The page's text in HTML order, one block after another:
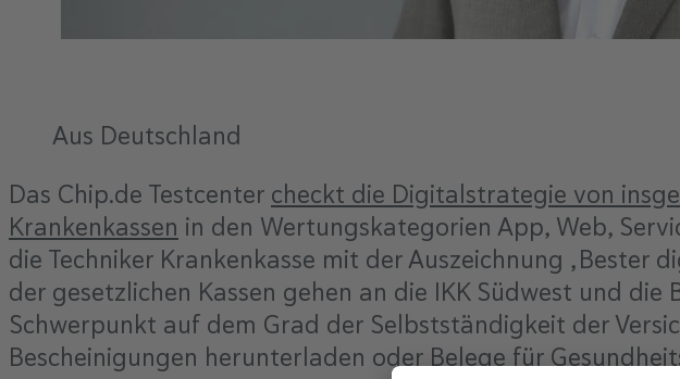
Aus Deutschland
Das Chip.de Testcenter checkt die Digitalstrategie von
Krankenkassen in den Wertungskategorien App, Web,
die Techniker Krankenkasse mit der Auszeichnung „Bester
der gesetzlichen Kassen gehen an die IKK Südwest und
Schwerpunkt auf dem Grad der Selbstständigkeit der
Bescheinigungen herunterladen oder Belege für